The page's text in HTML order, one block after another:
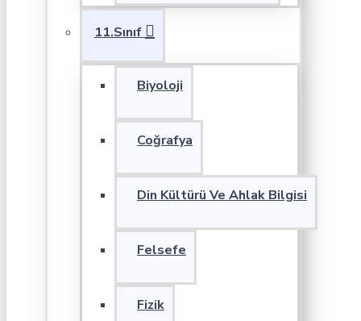
11.Sınıf
Biyoloji
Coğrafya
Din Kültürü Ve Ahlak Bilgisi
Felsefe
Fizik